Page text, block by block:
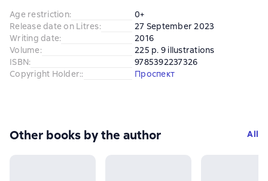
Age restriction:
0+
Release date on Litres:
27 September 2023
Writing date:
2016
Volume:
225 p. 9 illustrations
ISBN:
9785392237326
Copyright Holder:: Проспект
Other books by the author All